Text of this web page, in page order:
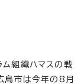
ム組織ハマスの戦
島市は今年の8月